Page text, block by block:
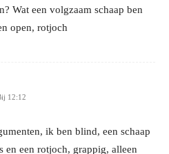
Wat een volgzaam schaap ben
open, rotjoch
12:12
ik ben blind, een schaap
en een rotjoch, grappig, alleen